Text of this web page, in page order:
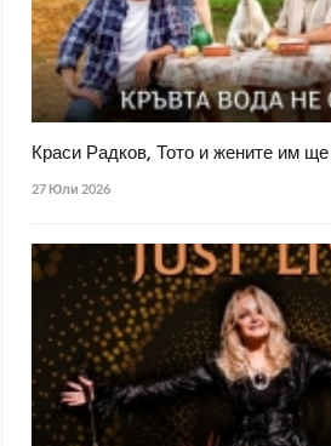
Краси Радков, Тото и жените им
27 Юли 2026